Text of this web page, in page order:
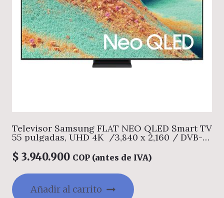
Televisor Samsung FLAT NEO QLED Smart TV
55 pulgadas, UHD 4K /3,840 x 2,160 / DVB-
Bluetooth / Dual Led / asistente de voz /
modo ambiente/ Modo Juego/ HDMI x 4 /
USB x 2 /LAN/ abre y edita archivos de
Office/ Control Solar/Garantía 1 año, Ficha
tecnica completa en www.samsung.com.co
$ 3.940.900 COP (antes de IVA)
Añadir al carrito